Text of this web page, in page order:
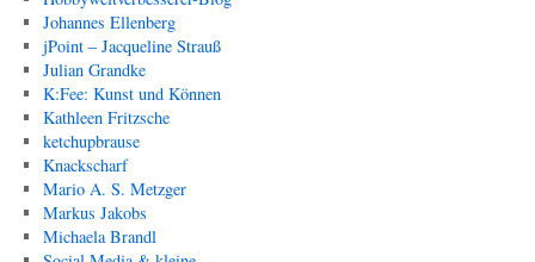
Johannes Ellenberg
jPoint – Jacqueline Strauß
Julian Grandke
K:Fee: Kunst und Können
Kathleen Fritzsche
ketchupbrause
Knackscharf
Mario A. S. Metzger
Markus Jakobs
Michaela Brandl